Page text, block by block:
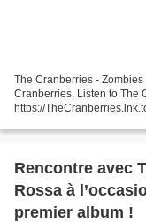
The Cranberries -
Cranberries. Listen to The
https://
Rencontre avec
Rossa à
premier album !